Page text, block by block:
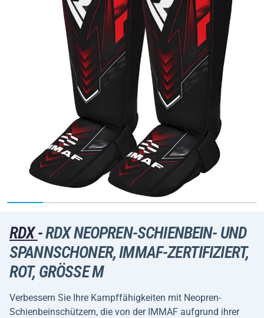
RDX-RDX NEOPREN-SCHIENBEIN- UND
SPANNSCHONER, IMMAF-ZERTIFIZIERT,
ROT, GRÖSSE M
Verbessern Sie Ihre Kampffähigkeiten mit Neopren-
Schienbeinschützern, die von der IMMAF aufgrund ihrer